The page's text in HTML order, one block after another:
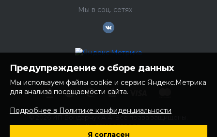
Мы в соц. сетях
ИНН: 252100758085
Предупреждение о сборе данных
Мы используем файлы cookie и сервис Яндекс.Метрика
для анализа посещаемости сайта.
Подробнее в Политике конфиденциальности
Я согласен